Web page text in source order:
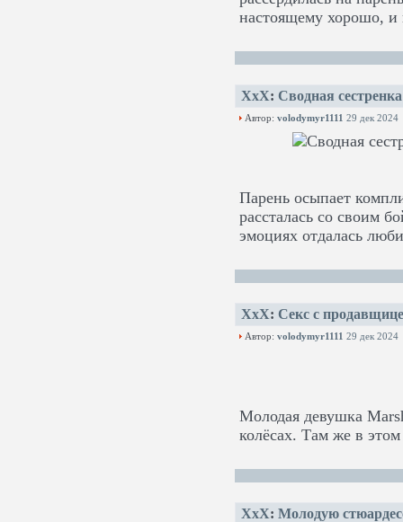
настоящему хорошо, и
XxX: Сводная
Автор: volodymyr1111 29 дек 2024
Парень осыпает
рассталась со своим
эмоциях отдалась
XxX: Секс с
Автор: volodymyr1111 29 дек 2024
Молодая девушка
колёсах. Там же в
XxX: Молодую